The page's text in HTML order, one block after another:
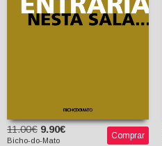
11.00€ 9.90€
Bicho-do-Mato Comprar